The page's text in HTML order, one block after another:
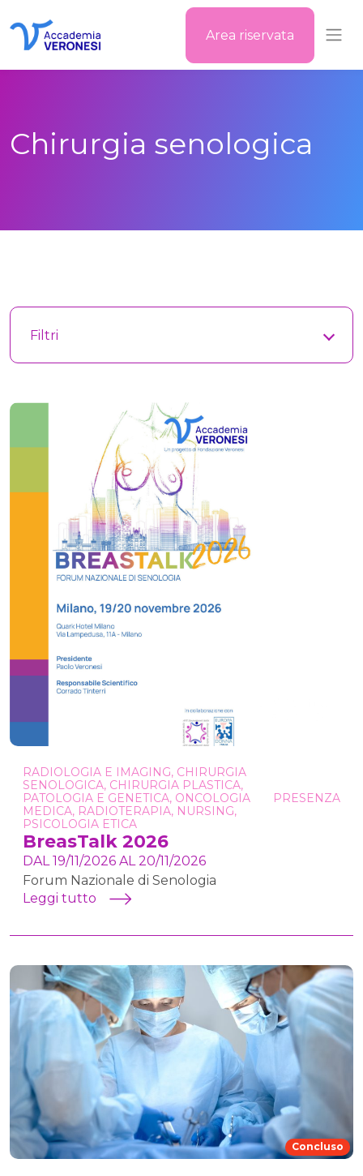
Area riservata
Chirurgia senologica
Filtri
RADIOLOGIA E IMAGING, CHIRURGIA
SENOLOGICA, CHIRURGIA PLASTICA,
PATOLOGIA E GENETICA, ONCOLOGIA
MEDICA, RADIOTERAPIA, NURSING,
PSICOLOGIA ETICA
PRESENZA
BreasTalk 2026
DAL 19/11/2026 AL 20/11/2026
Forum Nazionale di Senologia
Leggi tutto
Concluso